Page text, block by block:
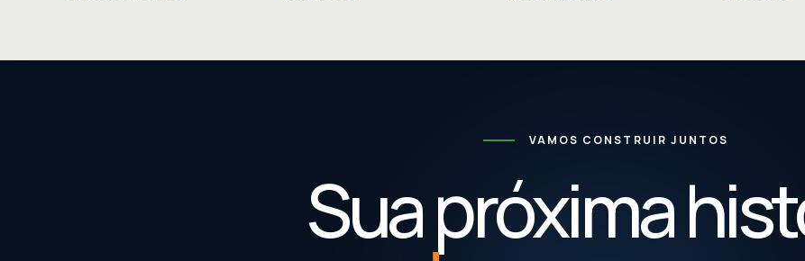
VAMOS CONSTRUIR JUNTOS
Sua próxima